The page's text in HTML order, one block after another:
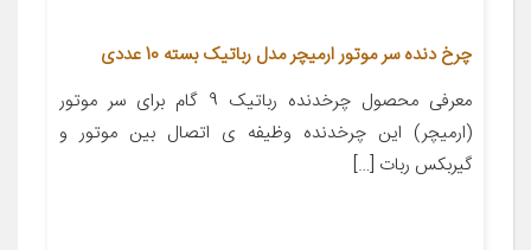
چرخ دنده سر موتور ارمیچر مدل رباتیک بسته 10 عددی
معرفی محصول چرخدنده رباتیک 9 گام برای سر موتور
(ارمیچر) این چرخدنده وظیفه ی اتصال بین موتور و
گیربکس ربات […]